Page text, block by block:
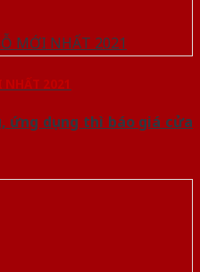
NHẤT 2021
ứng dụng thì báo giá cửa